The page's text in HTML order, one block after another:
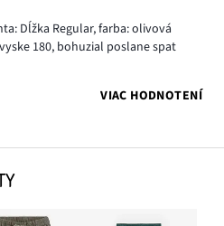
Dĺžka Regular,farba: olivová
180, bohuzial poslane spat
VIAC HODNOTENÍ